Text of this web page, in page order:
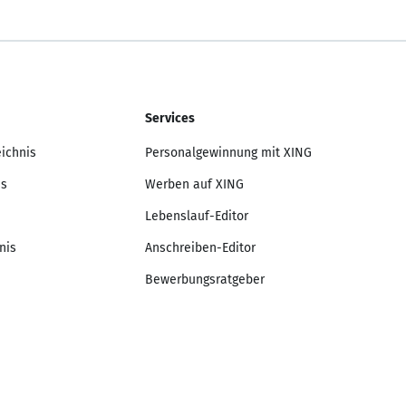
Services
Personalgewinnung mit XING
Werben auf XING
Lebenslauf-Editor
Anschreiben-Editor
Bewerbungsratgeber